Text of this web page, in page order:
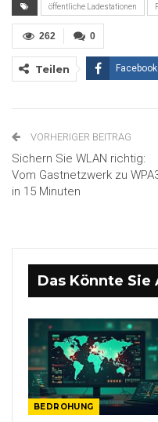
öffentliche Ladestationen
0
262
Teilen Facebook
VORHERIGER BEITRAG
Sichern Sie WLAN richtig:
Vom Gastnetzwerk zu
in 15 Minuten
Das Könnte
BEDROHUNG